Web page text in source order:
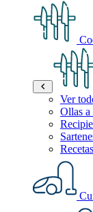
Ver
Ollas a
Recetas